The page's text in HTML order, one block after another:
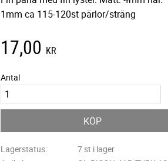
1mm ca 115-120st pärlor/sträng
17,00 KR
Antal
KÖP
Lagerstatus
7 st i lager